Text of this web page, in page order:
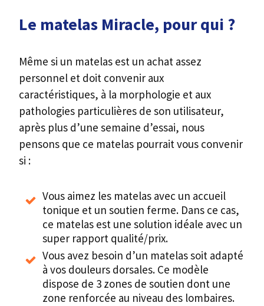
Le matelas Miracle, pour qui ?
Même si un matelas est un achat assez
personnel et doit convenir aux
caractéristiques, à la morphologie et aux
pathologies particulières de son utilisateur,
après plus d’une semaine d’essai, nous
pensons que ce matelas pourrait vous convenir
si :
Vous aimez les matelas avec un accueil
tonique et un soutien ferme. Dans ce cas,
ce matelas est une solution idéale avec un
super rapport qualité/prix.
Vous avez besoin d’un matelas soit adapté
à vos douleurs dorsales. Ce modèle
dispose de 3 zones de soutien dont une
zone renforcée au niveau des lombaires.